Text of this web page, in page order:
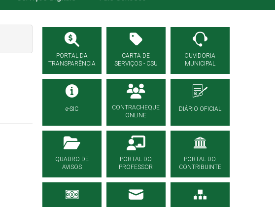
PORTAL DA
TRANSPARÊNCIA
CARTA DE
SERVIÇOS - CSU
OUVIDORIA
MUNICIPAL
e-SIC
CONTRACHEQUE
ONLINE
DIÁRIO OFICIAL
QUADRO DE
AVISOS
PORTAL DO
PROFESSOR
PORTAL DO
CONTRIBUINTE